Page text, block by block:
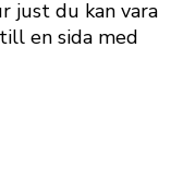
just du kan vara
en sida med